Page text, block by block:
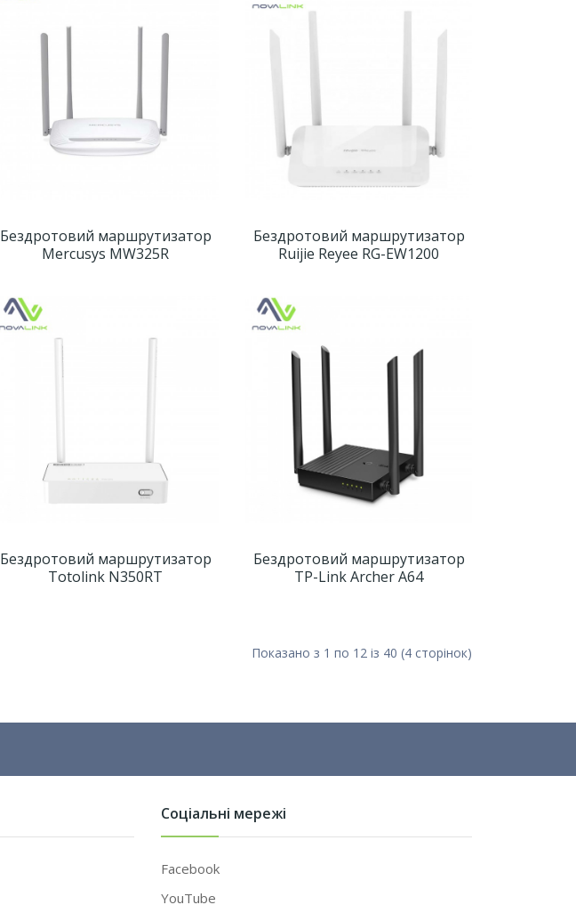
Бездротовий маршрутизатор
Mercusys MW325R
Бездротовий маршрутизатор
Ruijie Reyee RG-EW1200
Бездротовий маршрутизатор
Totolink N350RT
Бездротовий маршрутизатор
TP-Link Archer A64
Показано з 1 по 12 із 40 (4 сторінок)
Соціальні мережі
Facebook
YouTube